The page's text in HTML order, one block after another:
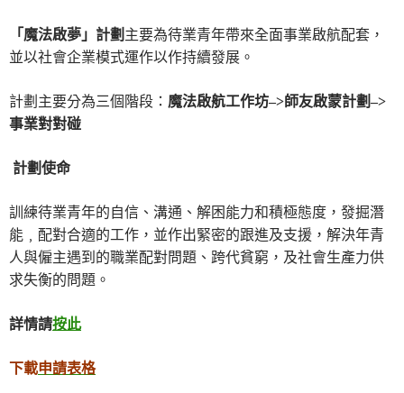
「魔法啟夢」計劃 主要為待業青年帶來全面事業啟航配套，
並以社會企業模式運作以作持續發展。
計劃主要分為三個階段： 魔法啟航工作坊–>師友啟蒙計劃–>
事業對對碰
計劃使命
訓練待業青年的自信、溝通、解困能力和積極態度，發掘潛
能﹐配對合適的工作，並作出緊密的跟進及支援，解決年青
人與僱主遇到的職業配對問題、跨代貧窮，及社會生產力供
求失衡的問題。
詳情請按此
下載申請表格